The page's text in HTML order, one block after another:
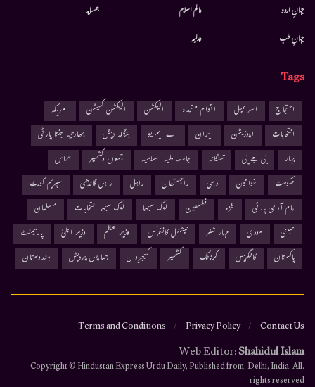
جہانِ اردو
جہانِ طب
عالم اسلام
عدلیہ
ہمسایہ
Tags
احتجاج اسرائیل اقوام متحدہ الیکشن الیکشن کمیشن
امریکہ
انتخابات
اپوزیشن ایران اے ایم یو بنگلہ دیش
بھارتیہ جنتا پارٹی
بہار
بی جے پی تلنگانہ جامعہ ملیہ اسلامیہ جموں وکشمیر
حماس
حکومت
خواتین دہلی راجستھان راہل راہل گاندھی
سپریم کورٹ
عام آدمی پارٹی
غزہ فلسطین لوک سبھا لوک سبھا انتخابات
مسلمان
ممبئی
مودی مہاراشٹر نیشنل کانفرنس وزیر اعظم وزیر اعلیٰ
پارلیمنٹ
پاکستان
کانگریس کرناٹک کشمیر کیجریوال ہماچل پردیش ہندوستان
Contact Us
Privacy Policy
Terms and Conditions
Web Editor:Shahidul Islam
.Copyright © Hindustan Express Urdu Daily, Published from, Delhi, India. All
rights reserved